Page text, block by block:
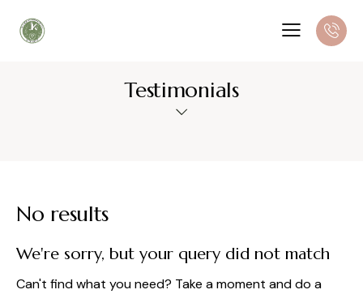
Testimonials
No results
We're sorry, but your query did not match
Can't find what you need? Take a moment and do a